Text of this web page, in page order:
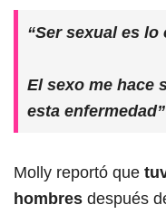
“Ser sexual es
El sexo me hace
esta enfermedad”
Molly reportó que
hombres después